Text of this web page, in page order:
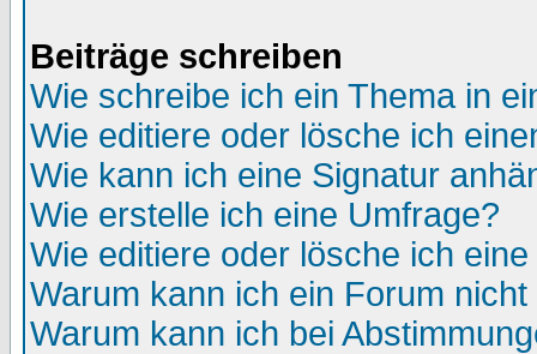
Beiträge schreiben
Wie schreibe ich ein Thema in
Wie editiere oder lösche ich
Wie kann ich eine Signatur
Wie erstelle ich eine Umfrage?
Wie editiere oder lösche ich
Warum kann ich ein Forum
Warum kann ich bei